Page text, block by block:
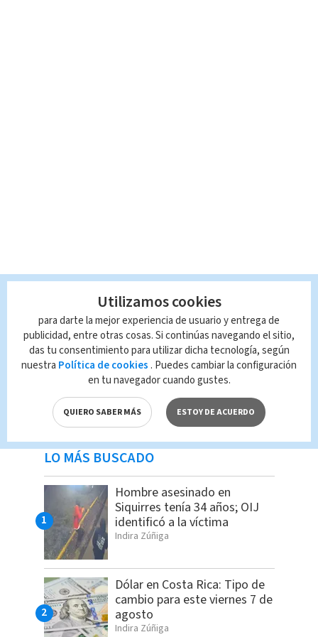
LO MÁS BUSCADO
Hombre asesinado en
Siquirres tenía 34 años; OIJ
identificó a la víctima
Indira Zúñiga
Dólar en Costa Rica: Tipo de
cambio para este viernes 7 de
agosto
Indira Zúñiga
Utilizamos cookies
para darte la mejor experiencia de usuario y entrega de
publicidad, entre otras cosas. Si continúas navegando el sitio,
das tu consentimiento para utilizar dicha tecnología, según
nuestra Política de cookies . Puedes cambiar la configuración
en tu navegador cuando gustes.
QUIERO SABER MÁS ESTOY DE ACUERDO